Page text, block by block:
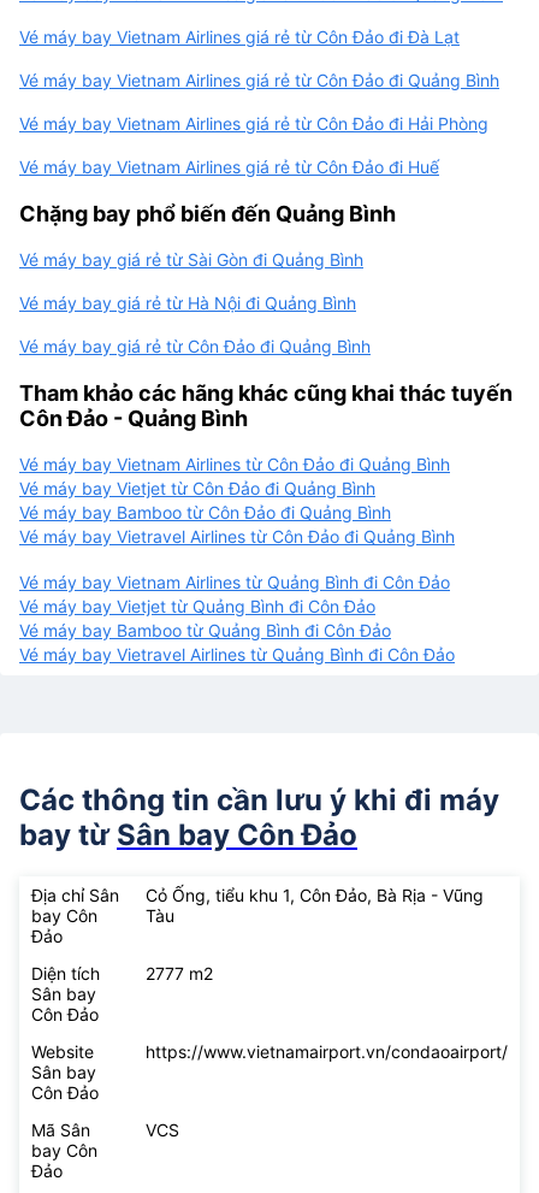
Vé máy bay Vietnam Airlines giá rẻ từ Côn Đảo đi Đà Lạt
Vé máy bay Vietnam Airlines giá rẻ từ Côn Đảo đi Quảng Bình
Vé máy bay Vietnam Airlines giá rẻ từ Côn Đảo đi Hải Phòng
Vé máy bay Vietnam Airlines giá rẻ từ Côn Đảo đi Huế
Chặng bay phổ biến đến Quảng Bình
Vé máy bay giá rẻ từ Sài Gòn đi Quảng Bình
Vé máy bay giá rẻ từ Hà Nội đi Quảng Bình
Vé máy bay giá rẻ từ Côn Đảo đi Quảng Bình
Tham khảo các hãng khác cũng khai thác tuyến
Côn Đảo - Quảng Bình
Vé máy bay Vietnam Airlines từ Côn Đảo đi Quảng Bình
Vé máy bay Vietjet từ Côn Đảo đi Quảng Bình
Vé máy bay Bamboo từ Côn Đảo đi Quảng Bình
Vé máy bay Vietravel Airlines từ Côn Đảo đi Quảng Bình
Vé máy bay Vietnam Airlines từ Quảng Bình đi Côn Đảo
Vé máy bay Vietjet từ Quảng Bình đi Côn Đảo
Vé máy bay Bamboo từ Quảng Bình đi Côn Đảo
Vé máy bay Vietravel Airlines từ Quảng Bình đi Côn Đảo
Các thông tin cần lưu ý khi đi máy
bay từ Sân bay Côn Đảo
Địa chỉ Sân
bay Côn
Đảo
Cỏ Ống, tiểu khu 1, Côn Đảo, Bà Rịa - Vũng
Tàu
Diện tích
Sân bay
Côn Đảo
2777 m2
Website
Sân bay
Côn Đảo
https://www.vietnamairport.vn/condaoairport/
Mã Sân
bay Côn
Đảo
VCS